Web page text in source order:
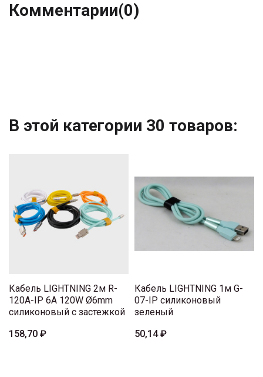
Комментарии(0)
В этой категории 30 товаров:
Кабель LIGHTNING 2м R-
120A-IP 6A 120W Ø6mm
силиконовый с застежкой
158,70 ₽
Кабель LIGHTNING 1м G-
07-IP силиконовый
зеленый
50,14 ₽